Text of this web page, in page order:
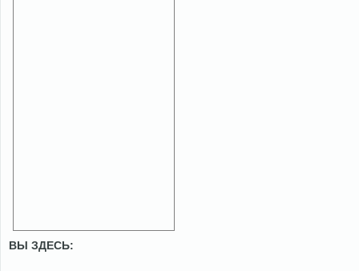
ВЫ ЗДЕСЬ: